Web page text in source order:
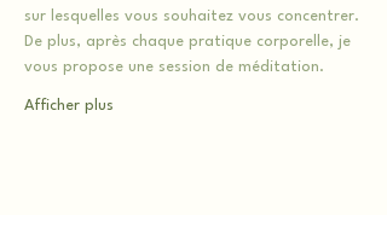
sur lesquelles vous souhaitez vous concentrer.
De plus, après chaque pratique corporelle, je
vous propose une session de méditation.
Afficher plus